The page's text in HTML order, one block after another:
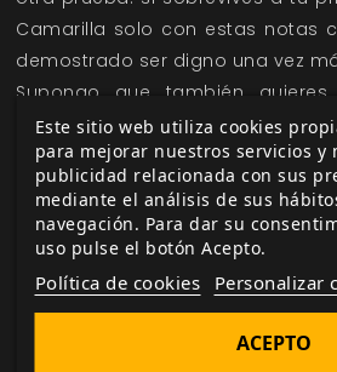
Camarilla solo con estas notas
demostrado ser digno una vez
Supongo que también
escogí a ti específicamente. La
hice. Obtuve permiso para traer
la Camarilla, así que ordené a
encontrasen buenos
Los Abracé a todos. Sé que
no lo hubiera aceptado, pero
como para quejarse si llegase a
ellos acabó consigo mismo a la
Este sitio web utiliza cookies
para mejorar nuestros servicios y
publicidad relacionada con sus
mediante el análisis de sus
navegación. Para dar su
uso pulse el botón Acepto.
Política de cookies Personalizar
ACEPTO